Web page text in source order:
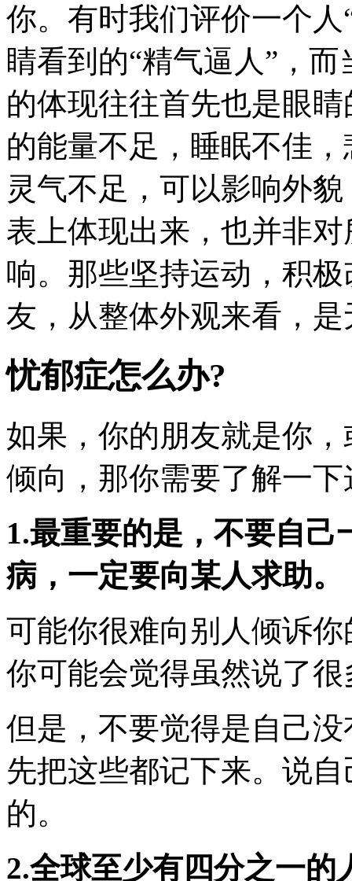
你。有时我们评价一个
睛看到的“精气逼人”，
的体现往往首先也是眼
的能量不足，睡眠不佳
灵气不足，可以影响外
表上体现出来，也并非
响。那些坚持运动，积
友，从整体外观来看，
忧郁症怎么办?
如果，你的朋友就是你
倾向，那你需要了解一
1.最重要的是，不要自
病，一定要向某人求助。
可能你很难向别人倾诉
你可能会觉得虽然说了
但是，不要觉得是自己
先把这些都记下来。说
的。
2.全球至少有四分之一的